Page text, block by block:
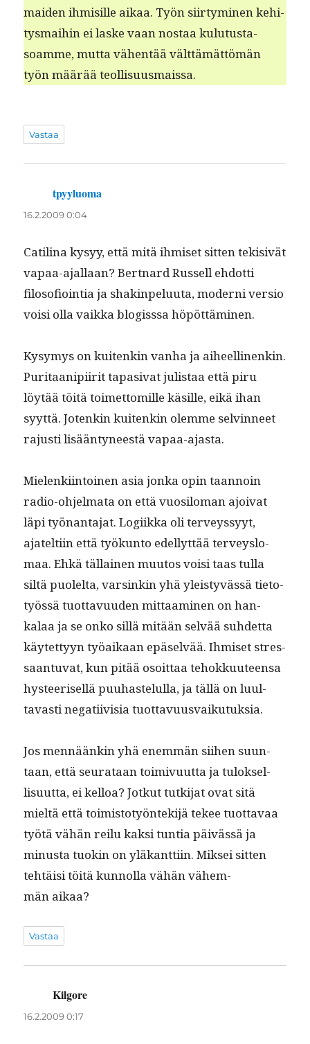
maid­en ihmisille aikaa. Työn siir­tymi­nen kehi­
tys­mai­hin ei laske vaan nos­taa kulu­tus­ta­
soamme, mut­ta vähen­tää vält­tämät­tömän
työn määrää teollisuusmaissa.
Vastaa
tpyyluoma
16.2.2009 0:04
Catili­na kysyy, että mitä ihmiset sit­ten tek­i­sivät
vapaa-ajal­laan? Bert­nard Rus­sell ehdot­ti
filosofioin­tia ja shak­in­pelu­u­ta, mod­erni ver­sio
voisi olla vaik­ka blo­giss­sa höpöttäminen.
Kysymys on kuitenkin van­ha ja aiheelli­nenkin.
Puri­taa­nipi­ir­it tapa­si­vat julis­taa että piru
löytää töitä toimet­tomille käsille, eikä ihan
syyt­tä. Jotenkin kuitenkin olemme selvin­neet
rajusti lisään­tyneestä vapaa-ajasta.
Mie­lenki­in­toinen asia jon­ka opin taan­noin
radio-ohjel­ma­ta on että vuosilo­man ajoi­vat
läpi työ­nan­ta­jat. Logi­ik­ka oli ter­veyssyyt,
ajatelti­in että työkun­to edel­lyt­tää ter­veyslo­
maa. Ehkä täl­lainen muu­tos voisi taas tul­la
siltä puolelta, varsinkin yhä yleistyvässä tieto­
työssä tuot­tavu­u­den mit­taami­nen on han­
kalaa ja se onko sil­lä mitään selvää suhdet­ta
käytet­tyyn työaikaan epä­selvää. Ihmiset stres­
saan­tu­vat, kun pitää osoit­taa tehokku­u­teen­sa
hys­teerisel­lä puuhastelul­la, ja täl­lä on luul­
tavasti negati­ivisia tuottavuusvaikutuksia.
Jos men­näänkin yhä enem­män siihen suun­
taan, että seu­rataan toimivu­ut­ta ja tulok­sel­
lisu­ut­ta, ei kel­loa? Jotkut tutk­i­jat ovat sitä
mieltä että toimis­to­työn­tek­i­jä tekee tuot­tavaa
työtä vähän reilu kak­si tun­tia päivässä ja
minus­ta tuokin on yläkant­ti­in. Mik­sei sit­ten
tehtäisi töitä kun­nol­la vähän vähem­
män aikaa?
Vastaa
Kilgore
16.2.2009 0:17